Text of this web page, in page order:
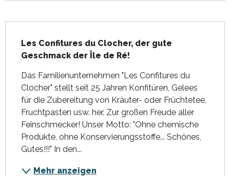
Les Confitures du Clocher, der gute
Geschmack der Île de Ré!
Das Familienunternehmen "Les Confitures du
Clocher" stellt seit 25 Jahren Konfitüren, Gelees
für die Zubereitung von Kräuter- oder Früchtetee,
Fruchtpasten usw. her. Zur großen Freude aller
Feinschmecker! Unser Motto: "Ohne chemische
Produkte, ohne Konservierungsstoffe... Schönes,
Gutes!!!" In den...
Mehr anzeigen